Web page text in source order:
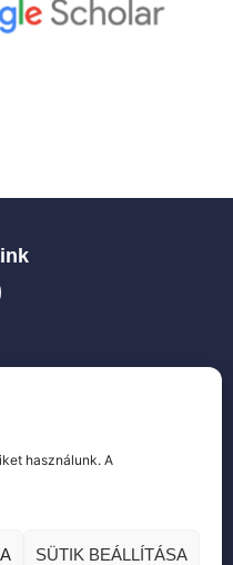
használunk. A
SÜTIK BEÁLLÍTÁSA